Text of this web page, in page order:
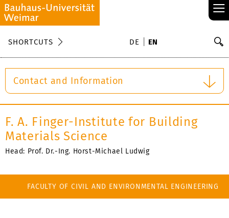
≡
SHORTCUTS DE EN
Contact and Information
F. A. Finger-Institute for Building
Materials Science
Head: Prof. Dr.-Ing. Horst-Michael Ludwig
FACULTY OF CIVIL AND ENVIRONMENTAL ENGINEERING